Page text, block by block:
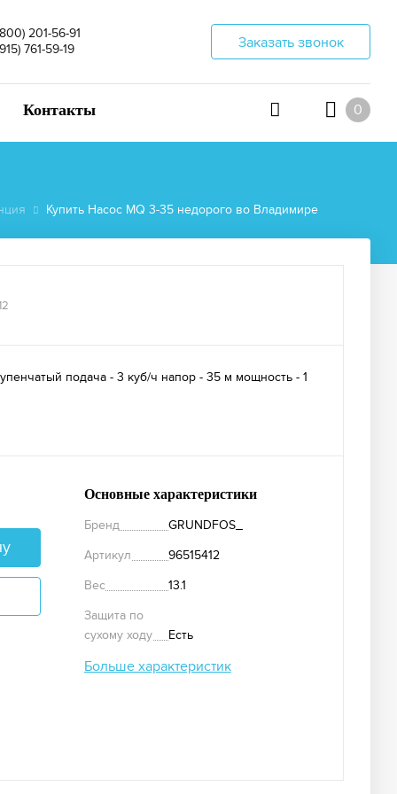
201-56-91
761-59-19
Заказать звонок
Контакты 0
Купить Насос MQ 3-35 недорого во Владимире
подача - 3 куб/ч напор - 35 м мощность - 1
Основные характеристики
Бренд
GRUNDFOS_
Артикул
96515412
Вес
13.1
Защита по
сухому ходу
Есть
Больше характеристик